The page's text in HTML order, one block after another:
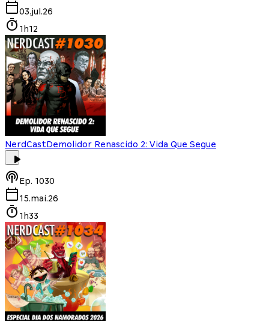
03.jul.26
1h12
NerdCastDemolidor Renascido 2: Vida Que Segue
Ep. 1030
15.mai.26
1h33